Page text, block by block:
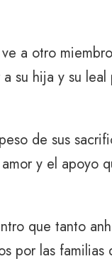
a otro
su hija y su
de sus
y el apoyo
que tanto
por las